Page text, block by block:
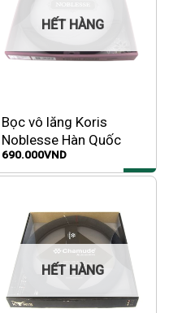
HẾT HÀNG
Bọc vô lăng Koris
Noblesse Hàn Quốc
690.000VND
HẾT HÀNG